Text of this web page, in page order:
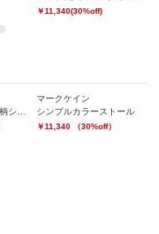
￥11,340(30%off)
マークケイン
シンプルカラーストール
￥11,340 （30%off）